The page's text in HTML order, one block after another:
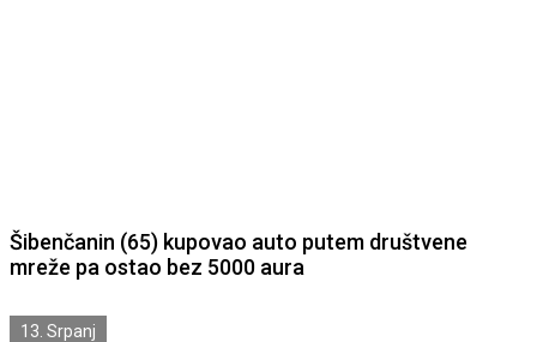
Šibenčanin (65) kupovao auto putem društvene
mreže pa ostao bez 5000 aura
13. Srpanj